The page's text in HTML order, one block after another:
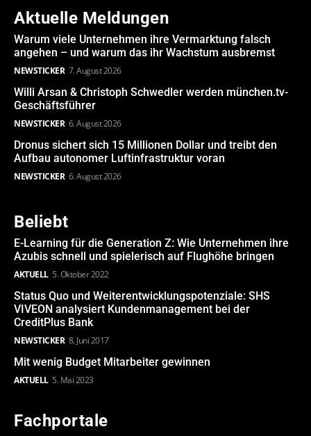
Aktuelle Meldungen
Warum viele Unternehmen ihre Vermarktung falsch
angehen – und warum das ihr Wachstum ausbremst
NEWSTICKER 7. August 2026
Willi Arsan & Christoph Schwedler werden münchen.tv-
Geschäftsführer
NEWSTICKER 6. August 2026
Dronus sichert sich 15 Millionen Dollar und treibt den
Aufbau autonomer Luftinfrastruktur voran
NEWSTICKER 6. August 2026
Beliebt
E-Learning für die Generation Z: Wie Unternehmen ihre
Azubis schnell und spielerisch auf Flughöhe bringen
AKTUELL 5. Oktober 2022
Status Quo und Weiterentwicklungspotenziale: SHS
VIVEON analysiert Kundenmanagement bei der
CreditPlus Bank
NEWSTICKER 8. Juni 2017
Mit wenig Budget Mitarbeiter gewinnen
AKTUELL 5. Mai 2023
Fachportale